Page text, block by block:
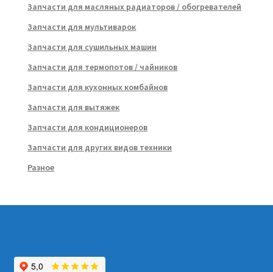
Запчасти для масляных радиаторов / обогревателей
Запчасти для мультиварок
Запчасти для сушильных машин
Запчасти для термопотов / чайников
Запчасти для кухонных комбайнов
Запчасти для вытяжек
Запчасти для кондиционеров
Запчасти для других видов техники
Разное